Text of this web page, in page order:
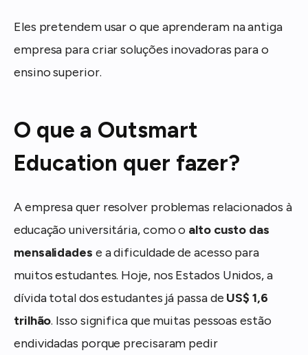
Eles pretendem usar o que aprenderam na antiga
empresa para criar soluções inovadoras para o
ensino superior.
O que a Outsmart
Education quer fazer?
A empresa quer resolver problemas relacionados à
educação universitária, como o alto custo das
mensalidades e a dificuldade de acesso para
muitos estudantes. Hoje, nos Estados Unidos, a
dívida total dos estudantes já passa de US$ 1,6
trilhão. Isso significa que muitas pessoas estão
endividadas porque precisaram pedir